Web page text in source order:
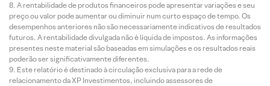
A rentabilidade de produtos financeiros pode apresentar variações e seu
preço ou valor pode aumentar ou diminuir num curto espaço de tempo. Os
desempenhos anteriores não são necessariamente indicativos de resultados
futuros. A rentabilidade divulgada não é líquida de impostos. As informações
presentes neste material são baseadas em simulações e os resultados reais
poderão ser significativamente diferentes.
Este relatório é destinado à circulação exclusiva para a rede de
relacionamento da XP Investimentos, incluindo assessores de